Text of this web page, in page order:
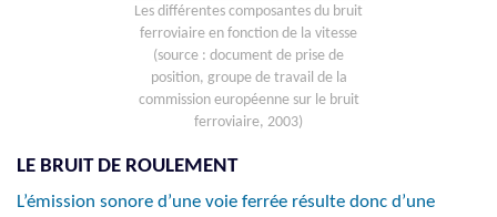
Les différentes composantes du bruit
ferroviaire en fonction de la vitesse
(source : document de prise de
position, groupe de travail de la
commission européenne sur le bruit
ferroviaire, 2003)
LE BRUIT DE ROULEMENT
L’émission sonore d’une voie ferrée résulte donc d’une